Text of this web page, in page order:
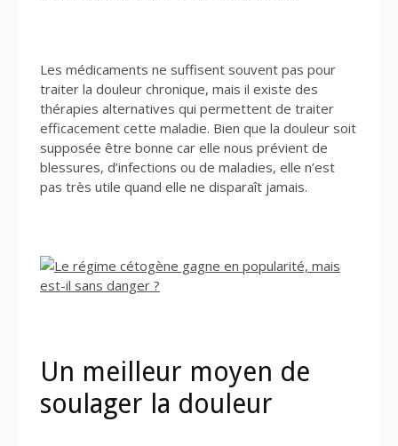
Les médicaments ne suffisent souvent pas pour
traiter la douleur chronique, mais il existe des
thérapies alternatives qui permettent de traiter
efficacement cette maladie. Bien que la douleur soit
supposée être bonne car elle nous prévient de
blessures, d’infections ou de maladies, elle n’est
pas très utile quand elle ne disparaît jamais.
Un meilleur moyen de
soulager la douleur